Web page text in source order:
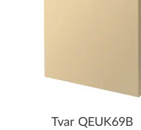
Tvar QEUK69B